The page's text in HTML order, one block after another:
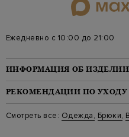
Ежедневно с 10:00 до 21:00
ИНФОРМАЦИЯ ОБ ИЗДЕЛИИ
Материал: хлопок 75%, лиоцелл
На модели: 188/90/79/99 на
Стиль: Зауженные,
Цвет: Синий
РЕКОМЕНДАЦИИ ПО УХОДУ
Стирка: Деликатная стирка при
Смотреть все: Одежда, Брюки,